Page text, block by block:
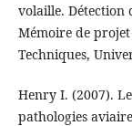
volaille. Détection
Mémoire de projet
Techniques,
Henry I. (2007).
pathologies